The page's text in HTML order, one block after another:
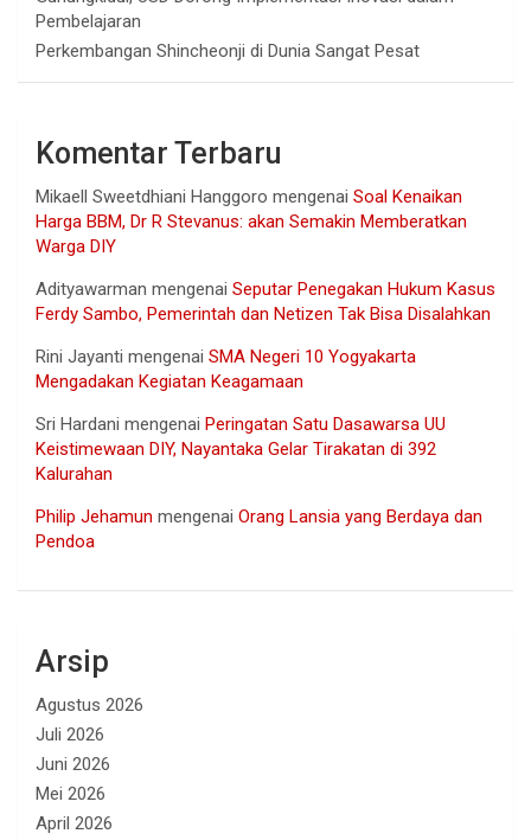
Pembelajaran
Perkembangan Shincheonji di Dunia Sangat Pesat
Komentar Terbaru
Mikaell Sweetdhiani Hanggoro mengenai Soal Kenaikan
Harga BBM, Dr R Stevanus: akan Semakin Memberatkan
Warga DIY
Adityawarman mengenai Seputar Penegakan Hukum Kasus
Ferdy Sambo, Pemerintah dan Netizen Tak Bisa Disalahkan
Rini Jayanti mengenai SMA Negeri 10 Yogyakarta
Mengadakan Kegiatan Keagamaan
Sri Hardani mengenai Peringatan Satu Dasawarsa UU
Keistimewaan DIY, Nayantaka Gelar Tirakatan di 392
Kalurahan
Philip Jehamun mengenai Orang Lansia yang Berdaya dan
Pendoa
Arsip
Agustus 2026
Juli 2026
Juni 2026
Mei 2026
April 2026